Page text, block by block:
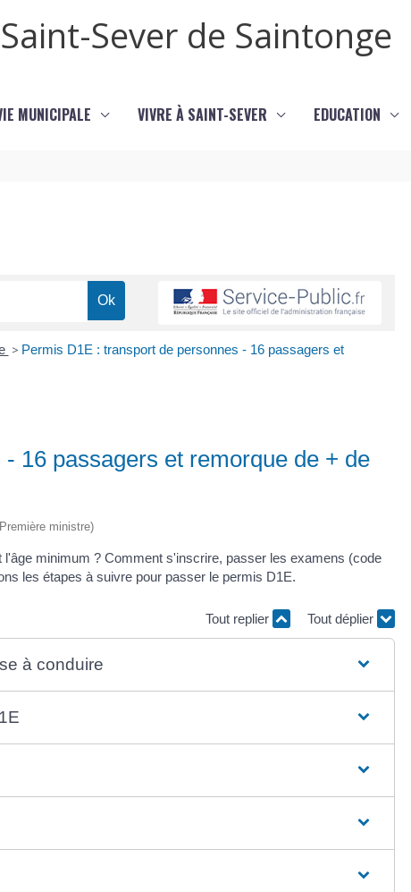
Saint-Sever de Saintonge
MUNICIPALE VIVRE À SAINT-SEVER EDUCATION
> Permis D1E : transport de personnes - 16 passagers et
16 passagers et remorque de + de
ministre)
minimum ? Comment s'inscrire, passer les examens (code
les étapes à suivre pour passer le permis D1E.
Tout replier Tout déplier
à conduire